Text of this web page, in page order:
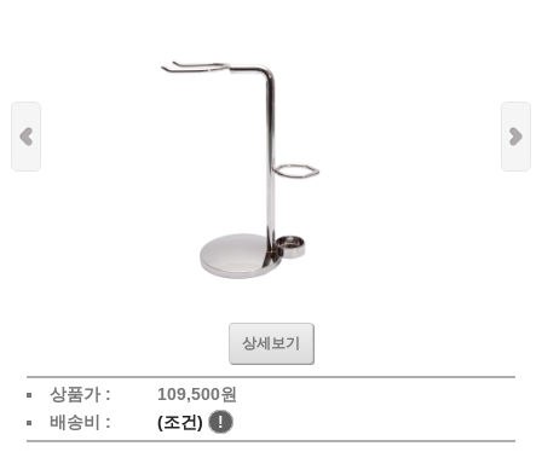
상세보기
상품가 : 109,500원
배송비 :
(조건) !